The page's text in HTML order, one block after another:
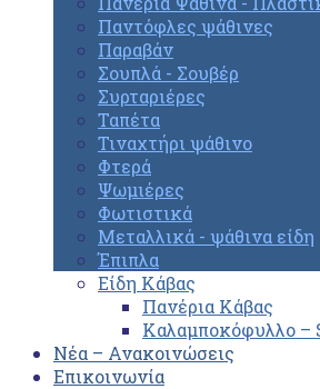
Παντόφλες ψάθινες
Παραβάν
Σουπλά - Σουβέρ
Συρταριέρες
Ταπέτα
Τιναχτήρι ψάθινο
Φτερά
Ψωμιέρες
Φωτιστικά
Μεταλλικά - ψάθινα είδη
Έπιπλα
Είδη Κάβας
Πανέρια Κάβας
Καλαμποκόφυλλο –
Νέα – Ανακοινώσεις
Επικοινωνία